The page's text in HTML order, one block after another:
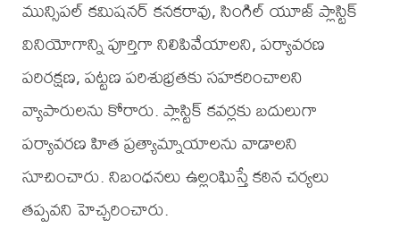
మున్సిపల్ కమిషనర్ కనకరావు, సింగిల్ యూజ్ ప్లాస్టిక్
వినియోగాన్ని పూర్తిగా నిలిపివేయాలని, పర్యావరణ
పరిరక్షణ, పట్టణ పరిశుభ్రతకు సహకరించాలని
వ్యాపారులను కోరారు. ప్లాస్టిక్ కవర్లకు బదులుగా
పర్యావరణ హిత ప్రత్యామ్నాయాలను వాడాలని
సూచించారు. నిబంధనలు ఉల్లంఘిస్తే కఠిన చర్యలు
తప్పవని హెచ్చరించారు.